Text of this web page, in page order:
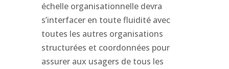
échelle organisationnelle devra
s’interfacer en toute fluidité avec
toutes les autres organisations
structurées et coordonnées pour
assurer aux usagers de tous les